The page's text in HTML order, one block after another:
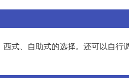
式、自助式的选择。还可以自行